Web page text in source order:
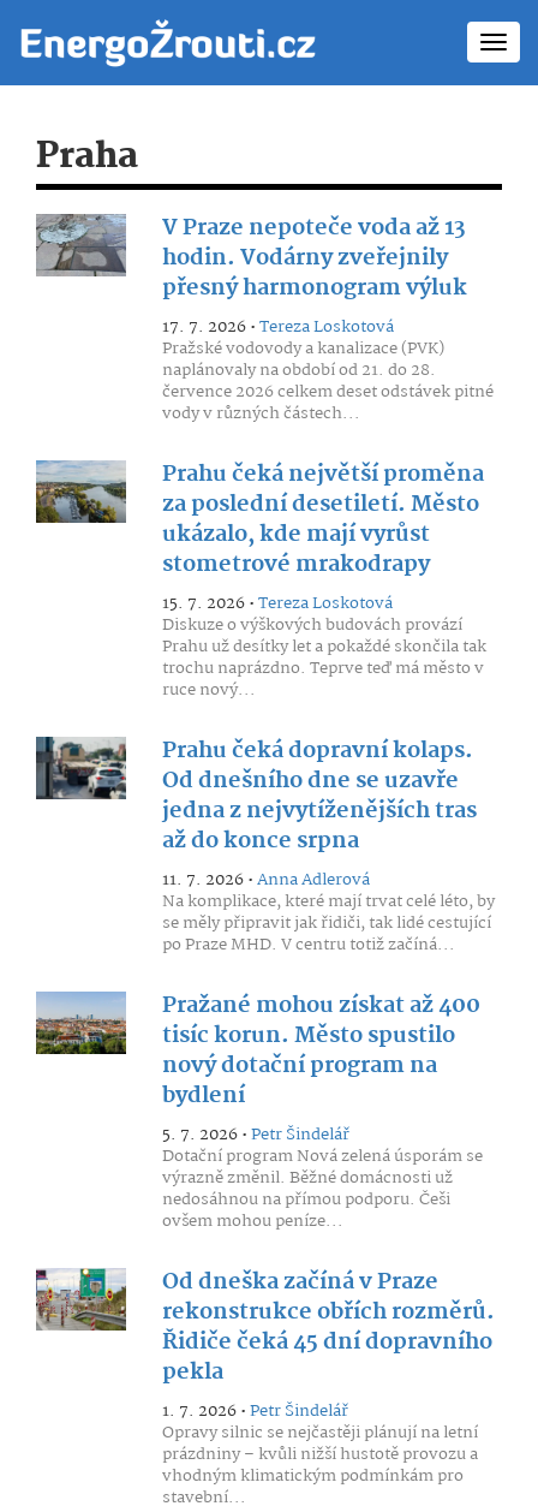
Praha
V Praze nepoteče voda až 13
hodin. Vodárny zveřejnily
přesný harmonogram výluk
17. 7. 2026 •Tereza Loskotová
Pražské vodovody a kanalizace (PVK)
naplánovaly na období od 21. do 28.
července 2026 celkem deset odstávek pitné
vody v různých částech...
Prahu čeká největší proměna
za poslední desetiletí. Město
ukázalo, kde mají vyrůst
stometrové mrakodrapy
15. 7. 2026 •Tereza Loskotová
Diskuze o výškových budovách provází
Prahu už desítky let a pokaždé skončila tak
trochu naprázdno. Teprve teď má město v
ruce nový...
Prahu čeká dopravní kolaps.
Od dnešního dne se uzavře
jedna z nejvytíženějších tras
až do konce srpna
11. 7. 2026 •Anna Adlerová
Na komplikace, které mají trvat celé léto, by
se měly připravit jak řidiči, tak lidé cestující
po Praze MHD. V centru totiž začíná...
Pražané mohou získat až 400
tisíc korun. Město spustilo
nový dotační program na
bydlení
5. 7. 2026 •Petr Šindelář
Dotační program Nová zelená úsporám se
výrazně změnil. Běžné domácnosti už
nedosáhnou na přímou podporu. Češi
ovšem mohou peníze...
Od dneška začíná v Praze
rekonstrukce obřích rozměrů.
Řidiče čeká 45 dní dopravního
pekla
1. 7. 2026 •Petr Šindelář
Opravy silnic se nejčastěji plánují na letní
prázdniny – kvůli nižší hustotě provozu a
vhodným klimatickým podmínkám pro
stavební...